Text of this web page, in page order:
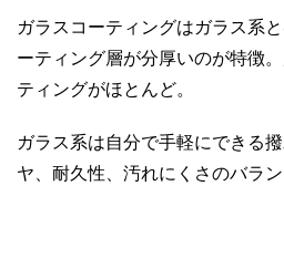
ガラスコーティングはガラス系
ーティング層が分厚いのが特徴
ティングがほとんど。
ガラス系は自分で手軽にできる
ヤ、耐久性、汚れにくさのバラン